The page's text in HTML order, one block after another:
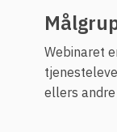
Webinaret
ellers